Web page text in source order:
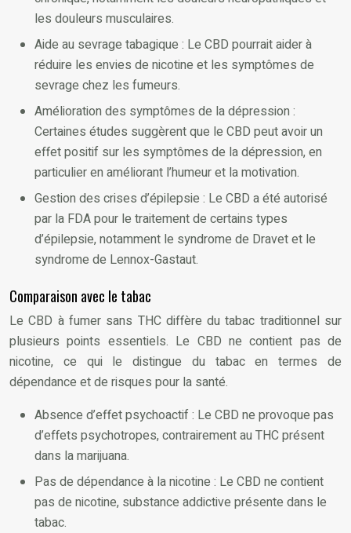
les douleurs musculaires.
Aide au sevrage tabagique : Le CBD pourrait aider à
réduire les envies de nicotine et les symptômes de
sevrage chez les fumeurs.
Amélioration des symptômes de la dépression :
Certaines études suggèrent que le CBD peut avoir un
effet positif sur les symptômes de la dépression, en
particulier en améliorant l’humeur et la motivation.
Gestion des crises d’épilepsie : Le CBD a été autorisé
par la FDA pour le traitement de certains types
d’épilepsie, notamment le syndrome de Dravet et le
syndrome de Lennox-Gastaut.
Comparaison avec le tabac
Le CBD à fumer sans THC diffère du tabac traditionnel sur
plusieurs points essentiels. Le CBD ne contient pas de
nicotine, ce qui le distingue du tabac en termes de
dépendance et de risques pour la santé.
Absence d’effet psychoactif : Le CBD ne provoque pas
d’effets psychotropes, contrairement au THC présent
dans la marijuana.
Pas de dépendance à la nicotine : Le CBD ne contient
pas de nicotine, substance addictive présente dans le
tabac.